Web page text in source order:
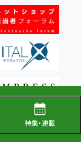
特集・連載